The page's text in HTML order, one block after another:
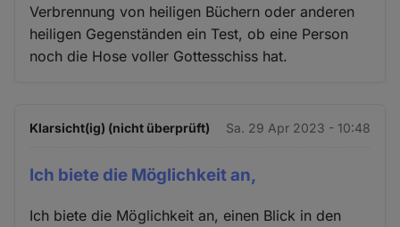
Verbrennung von heiligen Büchern oder anderen
heiligen Gegenständen ein Test, ob eine Person
noch die Hose voller Gottesschiss hat.
Klarsicht(ig) (nicht überprüft) Sa. 29 Apr 2023 - 10:48
Ich biete die Möglichkeit an,
Ich biete die Möglichkeit an, einen Blick in den